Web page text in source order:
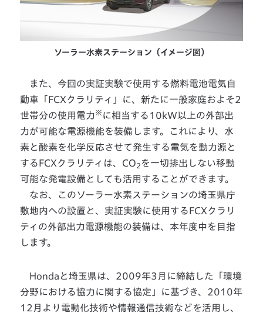
ソーラー水素ステーション（イメージ図）
また、今回の実証実験で使用する燃料電池電気自
動車「FCXクラリティ」に、新たに一般家庭およそ2
世帯分の使用電力※ に相当する10kW以上の外部出
力が可能な電源機能を装備します。これにより、水
素と酸素を化学反応させて発生する電気を動力源と
するFCXクラリティは、CO2 を一切排出しない移動
可能な発電設備としても活用することができます。
なお、このソーラー水素ステーションの埼玉県庁
敷地内への設置と、実証実験に使用するFCXクラリ
ティの外部出力電源機能の装備は、本年度中を目指
します。
Hondaと埼玉県は、2009年3月に締結した「環境
分野における協力に関する協定」に基づき、2010年
12月より電動化技術や情報通信技術などを活用し、